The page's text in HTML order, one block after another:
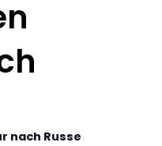
nach Russe